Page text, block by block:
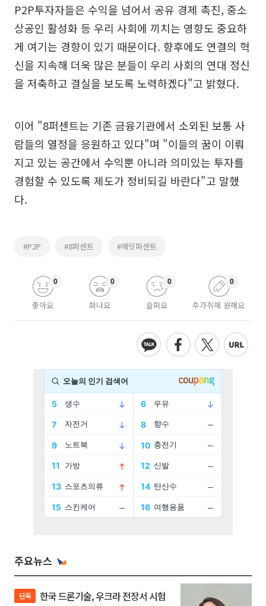
P2P투자자들은 수익을 넘어서 공유 경제 촉진, 중소
상공인 활성화 등 우리 사회에 끼치는 영향도 중요하
게 여기는 경향이 있기 때문이다. 향후에도 연결의 혁
신을 지속해 더욱 많은 분들이 우리 사회의 연대 정신
을 저축하고 결실을 보도록 노력하겠다"고 밝혔다.
이어 "8퍼센트는 기존 금융기관에서 소외된 보통 사
람들의 열정을 응원하고 있다"며 "이들의 꿈이 이뤄
지고 있는 공간에서 수익뿐 아니라 의미있는 투자를
경험할 수 있도록 제도가 정비되길 바란다"고 말했
다.
#P2P #8퍼센트 #에잇퍼센트
좋아요
0
화나요
0
슬퍼요
0
추가취재 원해요
0
주요뉴스
단독